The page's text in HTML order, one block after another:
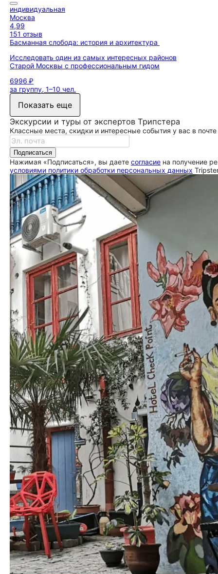
индивидуальная
Москва
4,99
151 отзыв
Басманная слобода: история и архитектура
Исследовать один из самых интересных районов
Старой Москвы с профессиональным гидом
6996 ₽
за группу, 1–10 чел.
Показать еще
Экскурсии и туры от экспертов Трипстера
Классные места, скидки и интересные события у вас в почте
Подписаться
Нажимая «Подписаться», вы даете согласие на получение
условиями политики обработки персональных данных